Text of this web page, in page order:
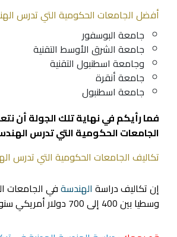
أفضل الجامعات الحكومية التي تدرس
جامعة البوسفور
جامعة الشرق الأوسط التقنية
وجامعة اسطنبول التقنية
جامعة أنقرة
جامعة اسطنبول
فما رأيكم في نهاية تلك الجولة أن
الجامعات الحكومية التي تدرس
تكاليف الجامعات الحكومية التي تدرس
إن تكاليف دراسة الهندسةفي الجامعات
وسطيا بين 400 إلى 700 دولار أمريكي سنوياً.